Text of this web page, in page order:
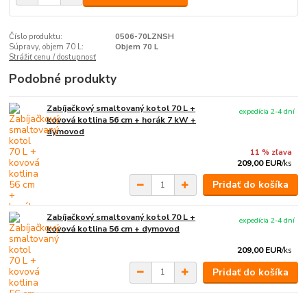
Číslo produktu:
0506-70LZNSH
Súpravy, objem 70 L:
Objem 70 L
Strážiť cenu / dostupnosť
Podobné produkty
Zabíjačkový smaltovaný kotol 70 L +
kovová kotlina 56 cm + horák 7 kW +
dymovod
11 % zľava
209,00 EUR/ks
expedícia 2-4 dní
Pridať do košíka
Zabíjačkový smaltovaný kotol 70 L +
kovová kotlina 56 cm + dymovod
209,00 EUR/ks
expedícia 2-4 dní
Pridať do košíka